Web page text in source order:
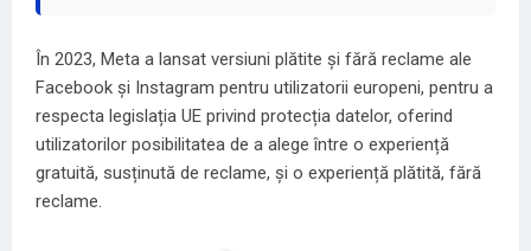
În 2023, Meta a lansat versiuni plătite și fără reclame ale
Facebook și Instagram pentru utilizatorii europeni, pentru a
respecta legislația UE privind protecția datelor, oferind
utilizatorilor posibilitatea de a alege între o experiență
gratuită, susținută de reclame, și o experiență plătită, fără
reclame.